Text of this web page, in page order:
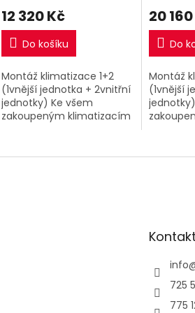
12 320 Kč
Do košíku
Montáž klimatizace 1+2
(1vnější jednotka + 2vnitřní
jednotky) Ke všem
zakoupeným klimatizacím
kompletní montáž za
20
Do
Montáž
(1vnější
info
725
775